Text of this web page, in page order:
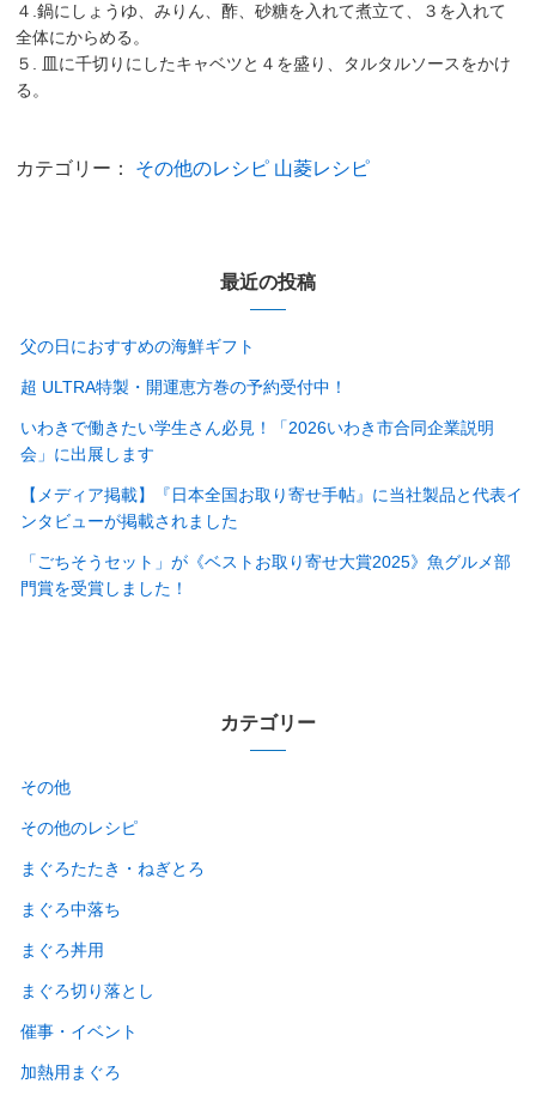
４.鍋にしょうゆ、みりん、酢、砂糖を入れて煮立て、３を入れて
全体にからめる。
５. 皿に千切りにしたキャベツと４を盛り、タルタルソースをかけ
る。
カテゴリー： その他のレシピ 山菱レシピ
最近の投稿
父の日におすすめの海鮮ギフト
超 ULTRA特製・開運恵方巻の予約受付中！
いわきで働きたい学生さん必見！「2026いわき市合同企業説明
会」に出展します
【メディア掲載】『日本全国お取り寄せ手帖』に当社製品と代表イ
ンタビューが掲載されました
「ごちそうセット」が《ベストお取り寄せ大賞2025》魚グルメ部
門賞を受賞しました！
カテゴリー
その他
その他のレシピ
まぐろたたき・ねぎとろ
まぐろ中落ち
まぐろ丼用
まぐろ切り落とし
催事・イベント
加熱用まぐろ